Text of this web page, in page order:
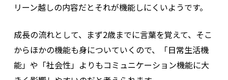
リーン越しの内容だとそれが機能しにくいようです。
成長の流れとして、まず2歳までに言葉を覚えて、そこ
からほかの機能も身についていくので、「日常生活機
能」や「社会性」よりもコミュニケーション機能に大